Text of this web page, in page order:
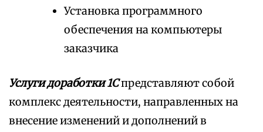
Установка программного
обеспечения на компьютеры
заказчика
Услуги доработки 1Спредставляют собой
комплекс деятельности, направленных на
внесение изменений и дополнений в